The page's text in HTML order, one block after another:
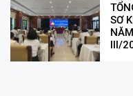
SƠ
III/